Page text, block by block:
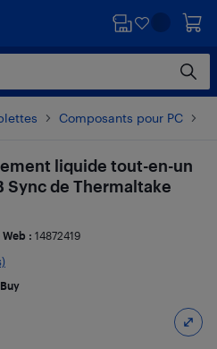
Composants pour PC
liquide tout-en-un
Sync de Thermaltake
: 14872419